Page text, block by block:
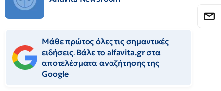
Μάθε πρώτος όλες τις σημαντικές
ειδήσεις. Βάλε το alfavita.gr στα
αποτελέσματα αναζήτησης της
Google